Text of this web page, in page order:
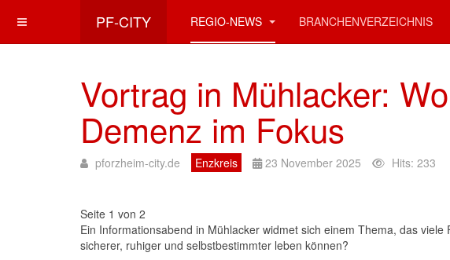
PF-CITY REGIO-NEWS BRANCHENVERZEICHNIS
Vortrag in Mühlacker:
Demenz im Fokus
pforzheim-city.de Enzkreis 23 November 2025 Hits: 233
Seite 1 von 2
Ein Informationsabend in Mühlacker widmet sich einem Thema, das
sicherer, ruhiger und selbstbestimmter leben können?